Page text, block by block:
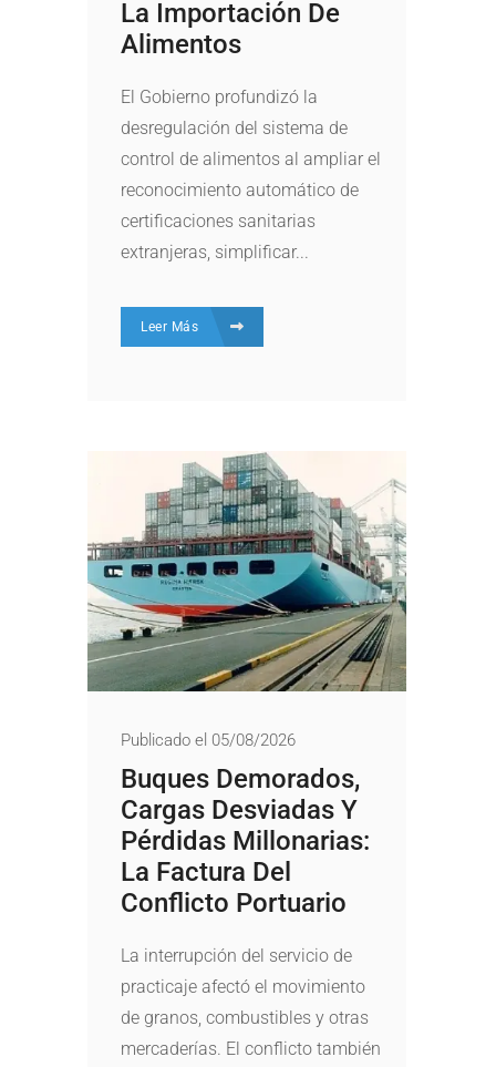
La Importación De
Alimentos
El Gobierno profundizó la
desregulación del sistema de
control de alimentos al ampliar el
reconocimiento automático de
certificaciones sanitarias
extranjeras, simplificar...
Leer Más
Publicado el 05/08/2026
Buques Demorados,
Cargas Desviadas Y
Pérdidas Millonarias:
La Factura Del
Conflicto Portuario
La interrupción del servicio de
practicaje afectó el movimiento
de granos, combustibles y otras
mercaderías. El conflicto también